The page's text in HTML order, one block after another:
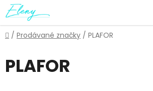
Přejít
na
obsah
Domů
/ Prodávané značky / PLAFOR
PLAFOR